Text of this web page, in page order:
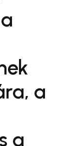
a
a